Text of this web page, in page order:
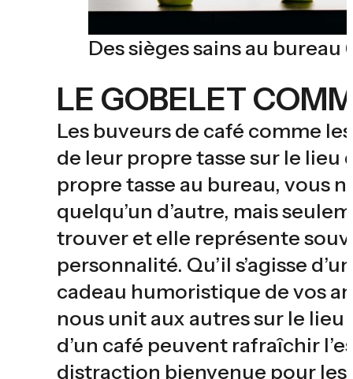
Des sièges sains au bureau
LE GOBELET
Les buveurs de café comme
de leur propre tasse sur le lieu
propre tasse au bureau, vous
quelqu’un d’autre, mais
trouver et elle représente
personnalité. Qu’il s’agisse
cadeau humoristique de vos
nous unit aux autres sur le
d’un café peuvent rafraîchir
distraction bienvenue pour